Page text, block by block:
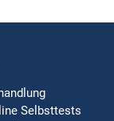
Selbsttests